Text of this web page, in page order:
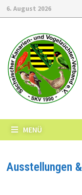
6. August 2026
MENÜ
Ausstellungen